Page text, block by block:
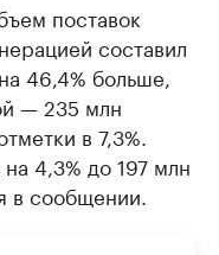
поставок
составил
46,4% больше,
— 235 млн
в 7,3%.
4,3% до 197 млн
в сообщении.